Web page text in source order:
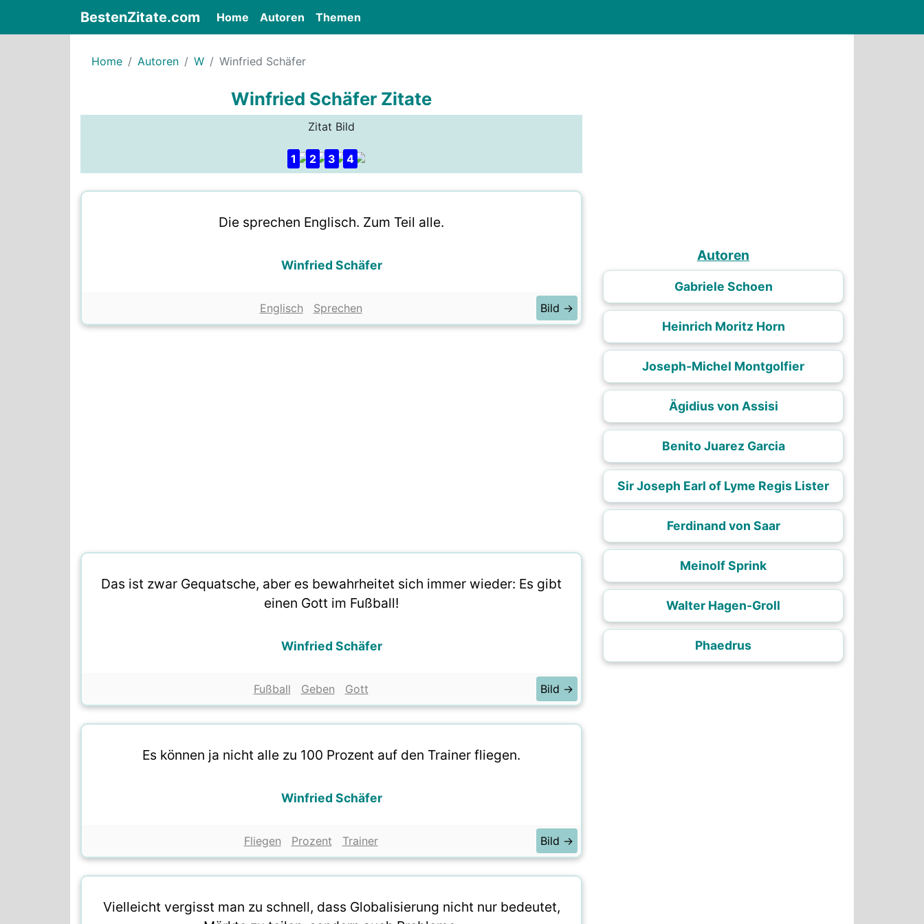
BestenZitate.com Home (current)
Autoren Themen
Home Autoren W Winfried Schäfer
Winfried Schäfer Zitate
Zitat Bild
1 2 3 4
Die sprechen Englisch. Zum Teil alle.
Winfried Schäfer
Englisch Sprechen Bild →
Das ist zwar Gequatsche, aber es bewahrheitet sich immer wieder: Es gibt
einen Gott im Fußball!
Winfried Schäfer
Fußball Geben Gott Bild →
Es können ja nicht alle zu 100 Prozent auf den Trainer fliegen.
Winfried Schäfer
Fliegen Prozent Trainer Bild →
Vielleicht vergisst man zu schnell, dass Globalisierung nicht nur bedeutet,
Autoren
Gabriele Schoen
Heinrich Moritz Horn
Joseph-Michel Montgolfier
Ägidius von Assisi
Benito Juarez Garcia
Sir Joseph Earl of Lyme Regis Lister
Ferdinand von Saar
Meinolf Sprink
Walter Hagen-Groll
Phaedrus